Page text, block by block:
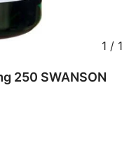
1 / 1
250 SWANSON